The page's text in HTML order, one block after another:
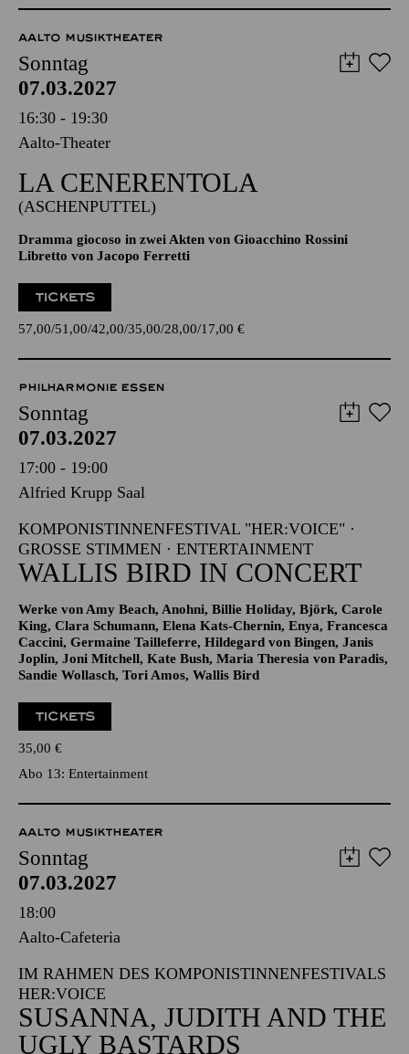
12,00€
AALTO MUSIKTHEATER
Sonntag
07.03.2027
16:30 - 19:30
Aalto-Theater
LA CENE­RENTOLA
(ASCHENPUTTEL)
Dramma giocoso in zwei Akten von Gioacchino Rossini
Libretto von Jacopo Ferretti
57,00 51,00 42,00 35,00
PHILHARMONIE ESSEN
Sonntag
07.03.2027
17:00 - 19:00
Alfried Krupp Saal
KOMPONISTINNENFESTIVAL "HER:VOICE" ·
GROSSE STIMMEN · ENTERTAINMENT
WALLIS BIRD IN CONCERT
Werke von Amy Beach, Anohni, Billie Holiday, Björk, Carole
King, Clara Schumann, Elena Kats-Chernin, Enya, Francesca
Joplin, Joni Mitchell, Kate Bush, Maria Theresia von Paradis,
Sandie Wollasch, Tori Amos, Wallis Bird
TICKETS
35,00€
Abo 13: Entertainment
AALTO MUSIKTHEATER
Sonntag
07.03.2027
18:00
Aalto-Cafeteria
IM RAHMEN DES KOMPONISTINNENFESTIVALS
HER:VOICE